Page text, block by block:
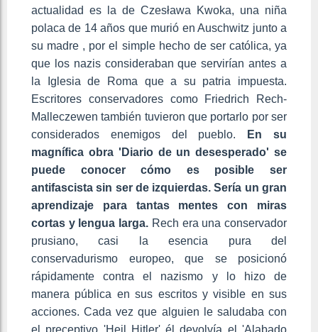
actualidad es la de Czesława Kwoka, una niña
polaca de 14 años que murió en Auschwitz junto a
su madre , por el simple hecho de ser católica, ya
que los nazis consideraban que servirían antes a
la Iglesia de Roma que a su patria impuesta.
Escritores conservadores como Friedrich Rech-
Malleczewen también tuvieron que portarlo por ser
considerados enemigos del pueblo.
En su
magnífica obra 'Diario de un desesperado' se
puede conocer cómo es posible ser
antifascista sin ser de izquierdas. Sería un gran
aprendizaje para tantas mentes con miras
cortas y lengua larga. Rech era una conservador
prusiano, casi la esencia pura del
conservadurismo europeo, que se posicionó
rápidamente contra el nazismo y lo hizo de
manera pública en sus escritos y visible en sus
acciones. Cada vez que alguien le saludaba con